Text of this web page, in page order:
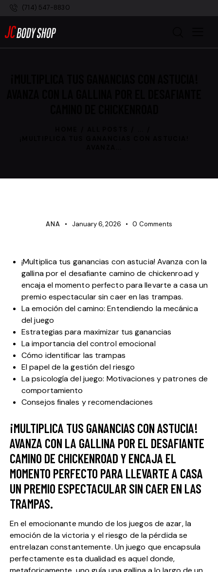
(714) 547-8830
ANA January 6, 2026 0 Comments
¡Multiplica tus ganancias con astucia! Avanza con la
gallina por el desafiante camino de chickenroad y
encaja el momento perfecto para llevarte a casa un
premio espectacular sin caer en las trampas.
La emoción del camino: Entendiendo la mecánica
del juego
Estrategias para maximizar tus ganancias
La importancia del control emocional
Cómo identificar las trampas
El papel de la gestión del riesgo
La psicología del juego: Motivaciones y patrones de
comportamiento
Consejos finales y recomendaciones
¡MULTIPLICA TUS GANANCIAS CON ASTUCIA!
AVANZA CON LA GALLINA POR EL DESAFIANTE
CAMINO DE CHICKENROAD Y ENCAJA EL
MOMENTO PERFECTO PARA LLEVARTE A CASA
UN PREMIO ESPECTACULAR SIN CAER EN LAS
TRAMPAS.
En el emocionante mundo de los juegos de azar, la
emoción de la victoria y el riesgo de la pérdida se
entrelazan constantemente. Un juego que encapsula
perfectamente esta dualidad es aquel donde,